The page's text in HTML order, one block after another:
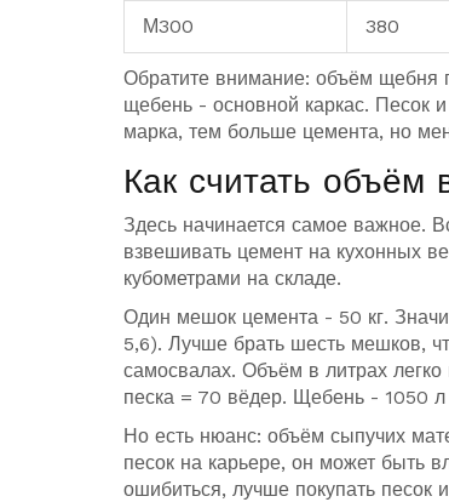
М300 380
Обратите внимание: объём щебня
щебень - основной каркас. Песок
марка, тем больше цемента, но
Как считать объём
Здесь начинается самое важное.
взвешивать цемент на кухонных
кубометрами на складе.
Один мешок цемента - 50 кг.
5,6). Лучше брать шесть мешков,
самосвалах. Объём в литрах
песка = 70 вёдер. Щебень - 1050
Но есть нюанс: объём сыпучих
песок на карьере, он может быть
ошибиться, лучше покупать